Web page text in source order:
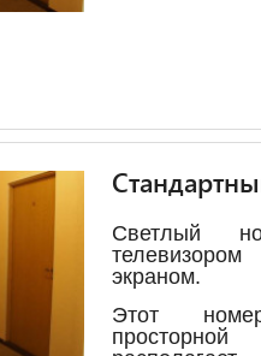
Светлый
экраном.
Этот